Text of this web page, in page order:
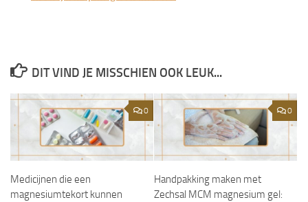
DIT VIND JE MISSCHIEN OOK LEUK...
0
Medicijnen die een
magnesiumtekort kunnen
0
Handpakking maken met
Zechsal MCM magnesium gel: